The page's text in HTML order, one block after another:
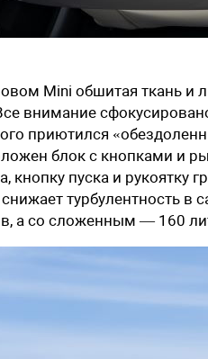
Mini обшитая ткань и
внимание
приютился
блок с кнопками и
кнопку пуска и
турбулентность
а со сложенным — 160